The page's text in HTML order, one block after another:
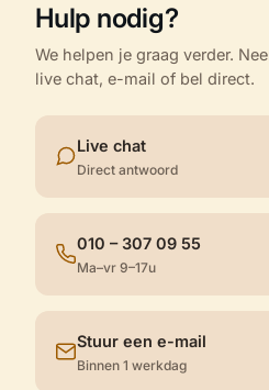
Hulp nodig?
We helpen je graag verder.
live chat, e-mail of bel direct.
Live chat
Direct antwoord
010 – 307 09 55
Ma–vr 9–17u
Stuur een e-mail
Binnen 1 werkdag